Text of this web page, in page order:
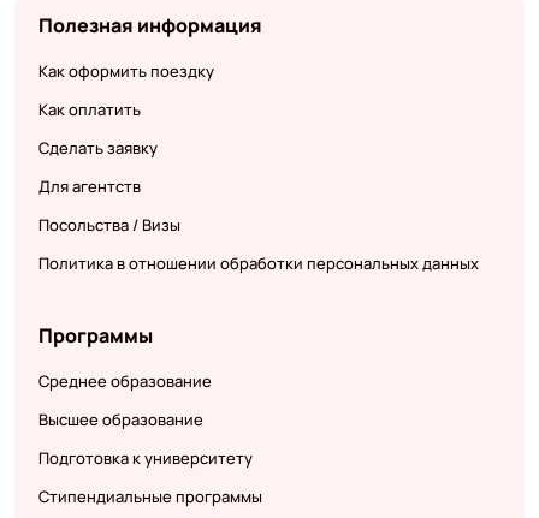
Полезная информация
Как оформить поездку
Как оплатить
Сделать заявку
Для агентств
Посольства / Визы
Политика в отношении обработки персональных данных
Программы
Среднее образование
Высшее образование
Подготовка к университету
Стипендиальные программы